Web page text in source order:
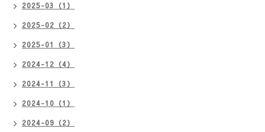
2025-03（1）
2025-02（2）
2025-01（3）
2024-12（4）
2024-11（3）
2024-10（1）
2024-09（2）